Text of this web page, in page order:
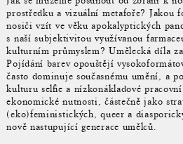
prostředku a vizuální metafoře? Jakou
nosiči vzít ve věku apokalyptických
s naší subjektivitou využívanou
kulturním průmyslem? Umělecká díla
Pojídání barev opouštějí
často dominuje současnému umění, a
kulturu selfie a nízkonákladové
ekonomické nutnosti, částečně jako
(eko)feministických, queer a
nově nastupující generace umělců.